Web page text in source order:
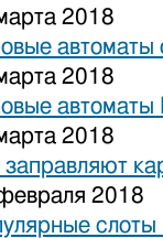
2018
автоматы
2018
автоматы
2018
заправляют
2018
слоты